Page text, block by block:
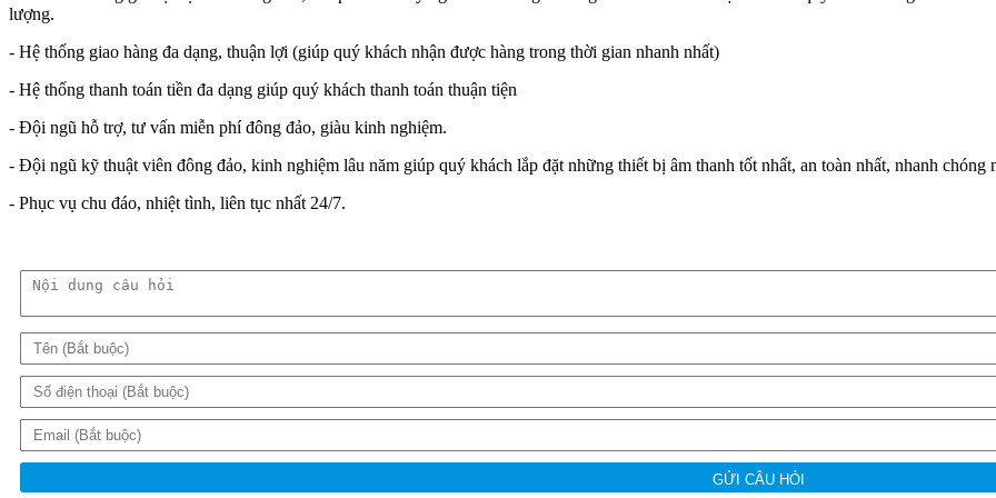
lượng.
- Hệ thống giao hàng đa dạng, thuận lợi (giúp quý khách nhận được hàng trong thời gian nhanh nhất)
- Hệ thống thanh toán tiền đa dạng giúp quý khách thanh toán thuận tiện
- Đội ngũ hỗ trợ, tư vấn miễn phí đông đảo, giàu kinh nghiệm.
- Đội ngũ kỹ thuật viên đông đảo, kinh nghiệm lâu năm giúp quý khách lắp đặt những thiết bị âm thanh tốt nhất, an toàn nhất, nhanh chóng
- Phục vụ chu đáo, nhiệt tình, liên tục nhất 24/7.
GỬI CÂU HỎI